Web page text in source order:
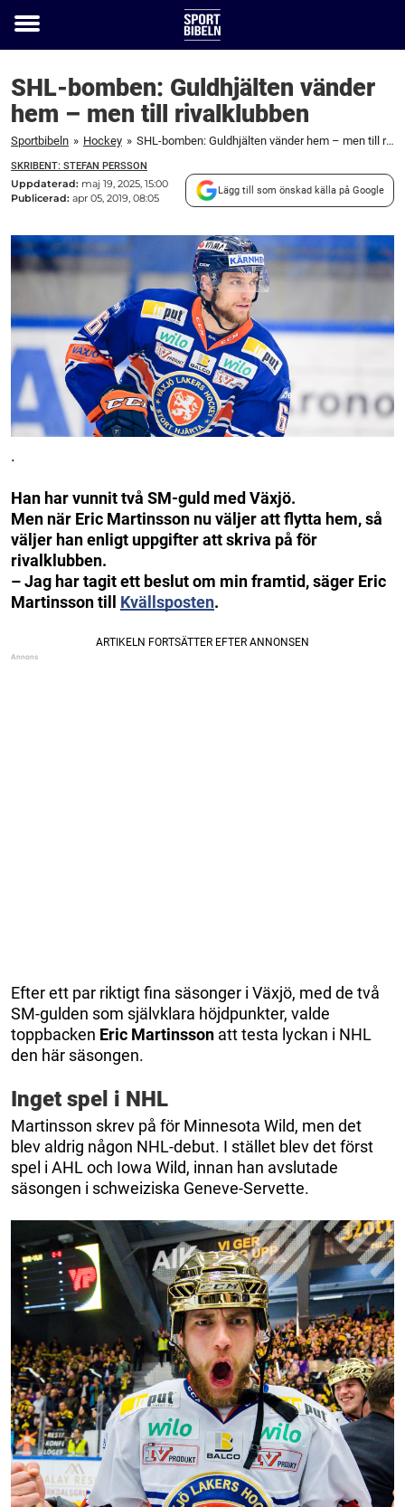
Toggle
SHL-bomben: Guldhjälten vänder
hem – men till rivalklubben
Sportbibeln » Hockey » SHL-bomben: Guldhjälten vänder hem – men till rivalklubben
SKRIBENT: STEFAN PERSSON
Uppdaterad: maj 19, 2025, 15:00
Publicerad: apr 05, 2019, 08:05
Lägg till som önskad källa på Google
.
Han har vunnit två SM-guld med Växjö.
Men när Eric Martinsson nu väljer att flytta hem, så
väljer han enligt uppgifter att skriva på för
rivalklubben.
– Jag har tagit ett beslut om min framtid, säger Eric
Martinsson till Kvällsposten.
Efter ett par riktigt fina säsonger i Växjö, med de två
SM-gulden som självklara höjdpunkter, valde
toppbacken Eric Martinsson att testa lyckan i NHL
den här säsongen.
Inget spel i NHL
Martinsson skrev på för Minnesota Wild, men det
blev aldrig någon NHL-debut. I stället blev det först
spel i AHL och Iowa Wild, innan han avslutade
säsongen i schweiziska Geneve-Servette.